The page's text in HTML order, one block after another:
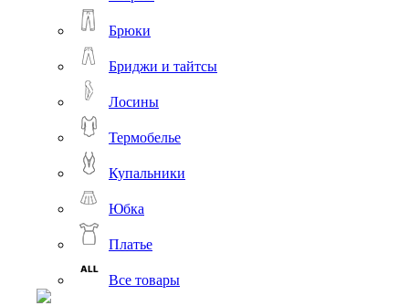
Брюки
Бриджи и тайтсы
Лосины
Термобелье
Купальники
Юбка
Платье
Все товары